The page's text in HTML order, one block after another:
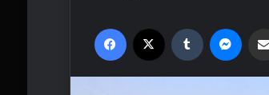
Facebook Tumblr